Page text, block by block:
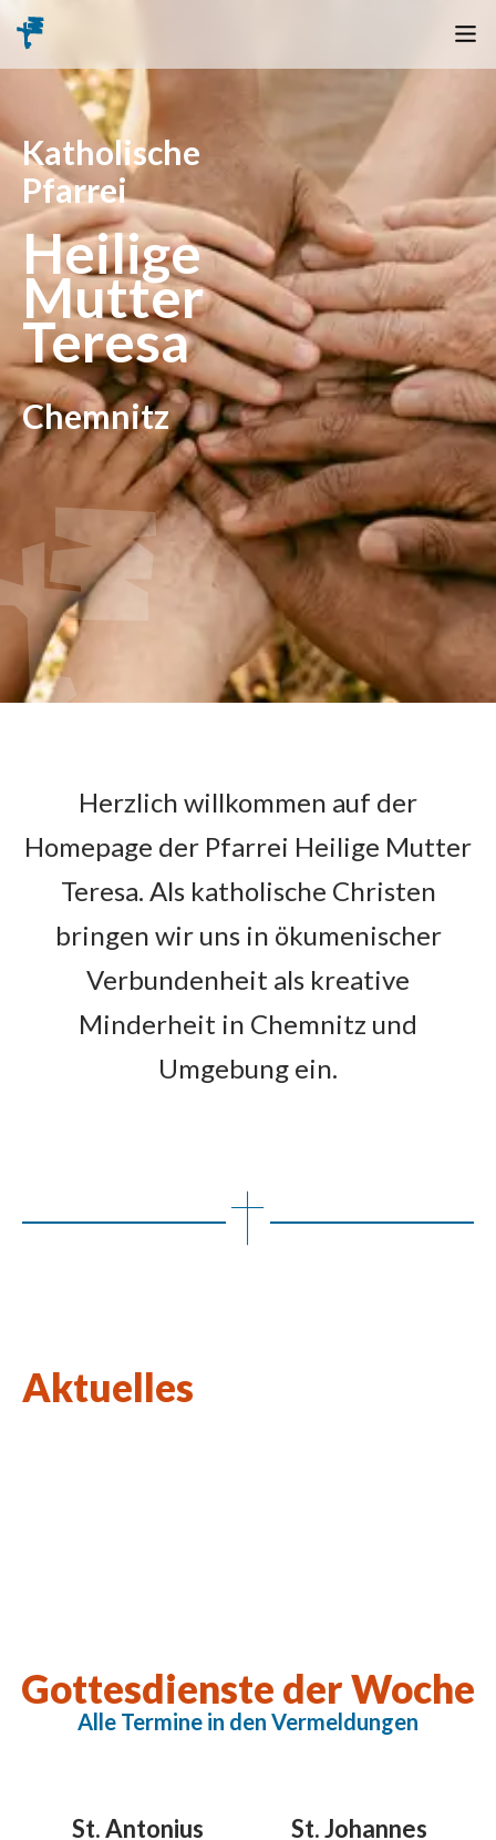
Katholische
Pfarrei
Heilige
Mutter
Teresa
Chemnitz
Herzlich willkommen auf der
Homepage der Pfarrei Heilige Mutter
Teresa. Als katholische Christen
bringen wir uns in ökumenischer
Verbundenheit als kreative
Minderheit in Chemnitz und
Umgebung ein.
AktuellesWort des Lebens August 2026
Gottesdienste der Woche
Alle Termine in den Vermeldungen
St. Antonius
St. Johannes